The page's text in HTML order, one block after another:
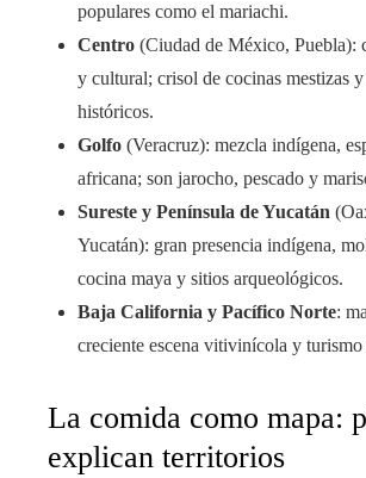
populares como el mariachi.
Centro (Ciudad de México, Puebla):
y cultural; crisol de cocinas mestizas
históricos.
Golfo (Veracruz): mezcla indígena,
africana; son jarocho, pescado y
Sureste y Península de Yucatán
Yucatán): gran presencia indígena,
cocina maya y sitios arqueológicos.
Baja California y Pacífico Norte:
creciente escena vitivinícola y turismo
La comida como mapa:
explican territorios